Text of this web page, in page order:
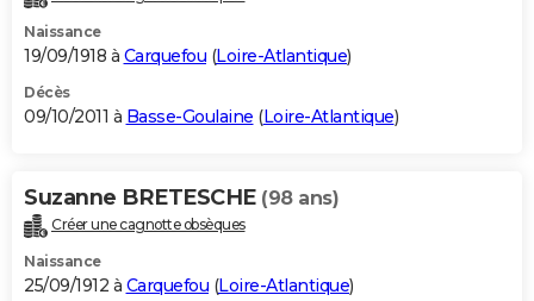
Naissance
19/09/1918 à Carquefou (Loire-Atlantique)
Décès
09/10/2011 à Basse-Goulaine (Loire-Atlantique)
Suzanne BRETESCHE (98 ans)
Créer une cagnotte obsèques
Naissance
25/09/1912 à Carquefou (Loire-Atlantique)